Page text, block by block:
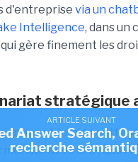
d'entreprise via un
Intelligence, dans un
gère finement les
stratégique
annoncé lors de cette
mondial avec SAP, que
ARTICLE SUIVANT
Answer Search,
recherche